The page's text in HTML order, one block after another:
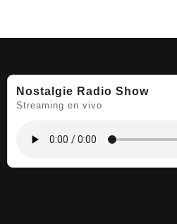
Nostalgie Radio Show
Streaming en vivo